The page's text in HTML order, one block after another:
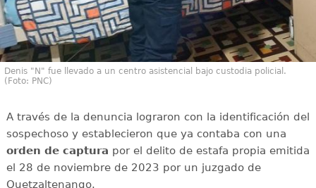
Denis "N" fue llevado a un centro asistencial bajo custodia policial.
(Foto: PNC)
A través de la denuncia lograron con la identificación del
sospechoso y establecieron que ya contaba con una
orden de captura por el delito de estafa propia emitida
el 28 de noviembre de 2023 por un juzgado de
Quetzaltenango.